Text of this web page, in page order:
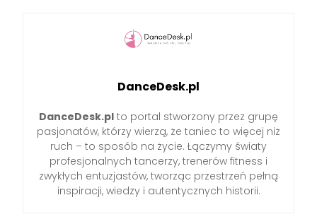
DanceDesk.pl
DanceDesk.pl to portal stworzony przez grupę
pasjonatów, którzy wierzą, że taniec to więcej niż
ruch – to sposób na życie. Łączymy światy
profesjonalnych tancerzy, trenerów fitness i
zwykłych entuzjastów, tworząc przestrzeń pełną
inspiracji, wiedzy i autentycznych historii.